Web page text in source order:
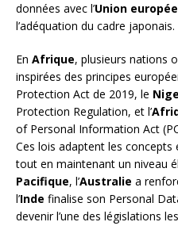
données avec l’Union
l’adéquation du cadre japonais.
En Afrique, plusieurs nations
inspirées des principes
Protection Act de 2019, le
Protection Regulation, et l’
of Personal Information Act
Ces lois adaptent les
tout en maintenant un niveau
Pacifique, l’Australie a
l’Inde finalise son Personal
devenir l’une des législations